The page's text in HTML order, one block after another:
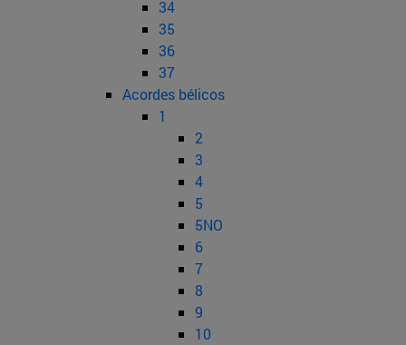
34
35
36
37
Acordes bélicos
1
2
3
4
5
5NO
6
7
8
9
10